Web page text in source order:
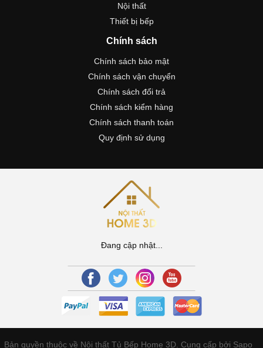
Nội thất
Thiết bị bếp
Chính sách
Chính sách bảo mật
Chính sách vận chuyển
Chính sách đổi trả
Chính sách kiểm hàng
Chính sách thanh toán
Quy định sử dụng
Đang cập nhật...
Bản quyền thuộc về Nội thất Tủ Bếp Home 3D. Cung cấp bởi Sapo